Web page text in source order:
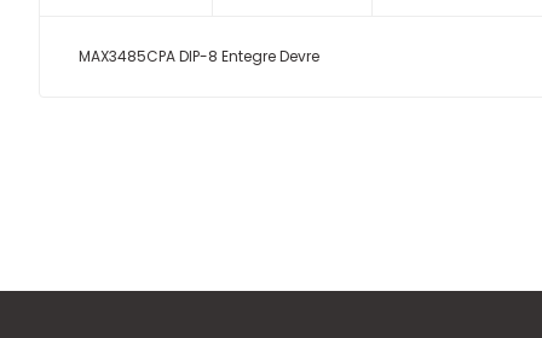
MAX3485CPA DIP-8 Entegre Devre
Ürün bilgilerinde hatalar bulunuyor.